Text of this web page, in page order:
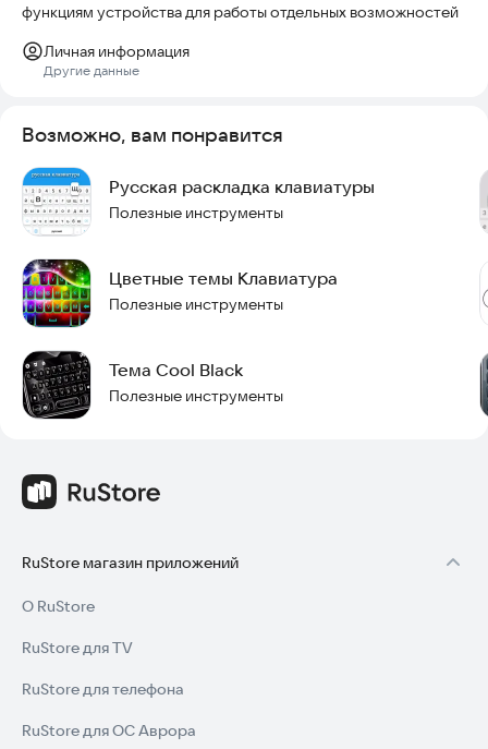
функциям устройства для работы отдельных возможностей
Личная информация
Другие данные
Возможно, вам понравится
Русская раскладка клавиатуры
Полезные инструменты
Цветные темы Клавиатура
Полезные инструменты
Тема Cool Black
Полезные инструменты
RuStore магазин приложений
О RuStore
RuStore для TV
RuStore для телефона
RuStore для ОС Аврора